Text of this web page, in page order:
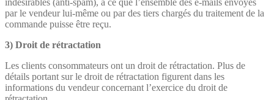
indésirables (anti-spam), à ce que l’ensemble des e-mails envoyés
par le vendeur lui-même ou par des tiers chargés du traitement de la
commande puisse être reçu.
3) Droit de rétractation
Les clients consommateurs ont un droit de rétractation. Plus de
détails portant sur le droit de rétractation figurent dans les
informations du vendeur concernant l’exercice du droit de